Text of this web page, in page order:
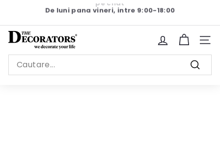
continut
slideshow
De luni pana vineri, intre 9:00-18:00
T
h
D
Site